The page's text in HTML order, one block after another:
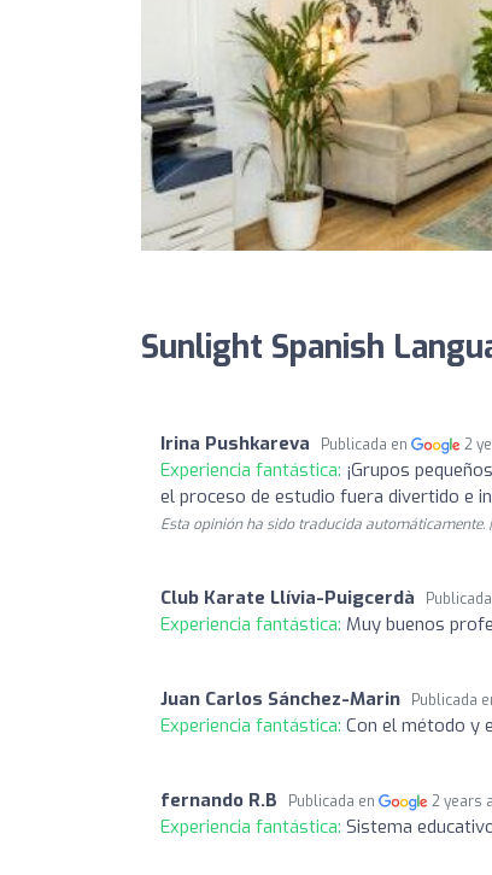
Sunlight Spanish
Irina Pushkareva Publicada en 2
Experiencia fantástica: ¡Grupos
el proceso de estudio fuera divertido e
Esta opinión ha sido traducida automáticamente. |
Club Karate Llívia-Puigcerdà
Experiencia fantástica: Muy buenos
Juan Carlos Sánchez-Marin Publicada
Experiencia fantástica: Con el método y
fernando R.B Publicada en 2 years
Experiencia fantástica: Sistema